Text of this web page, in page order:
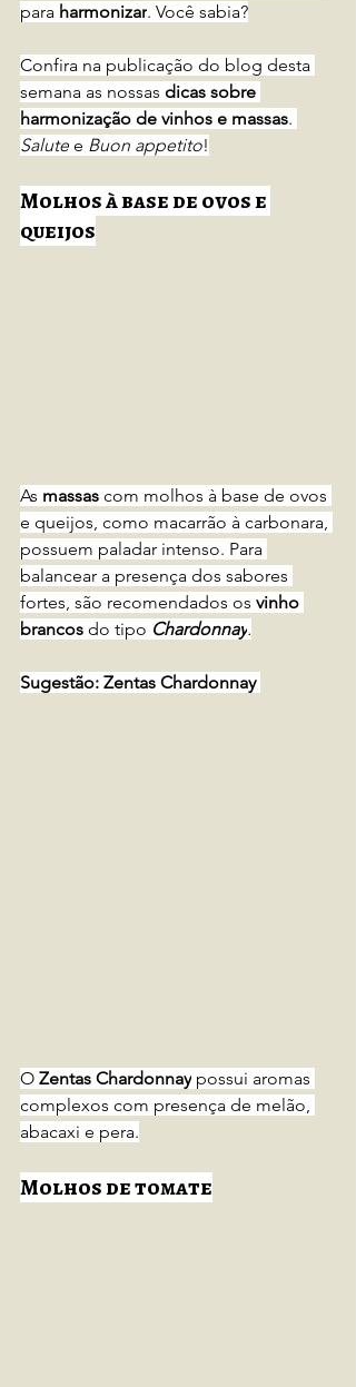
para harmonizar. Você sabia?
Confira na publicação do blog desta
semana as nossas dicas sobre
harmonização de vinhos e massas.
Salute e Buon appetito!
Molhos à base de ovos e
queijos
As massas com molhos à base de ovos
e queijos, como macarrão à carbonara,
possuem paladar intenso. Para
balancear a presença dos sabores
fortes, são recomendados os vinho
brancos do tipo Chardonnay.
Sugestão: Zentas Chardonnay
O Zentas Chardonnay possui aromas
complexos com presença de melão,
abacaxi e pera.
Molhos de tomate